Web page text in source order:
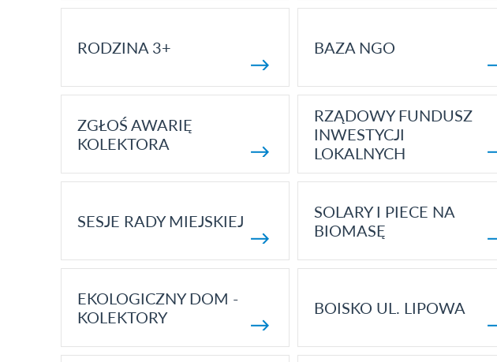
RODZINA 3+ BAZA NGO
ZGŁOŚ AWARIĘ
KOLEKTORA
RZĄDOWY FUNDUSZ
INWESTYCJI
LOKALNYCH
SESJE RADY MIEJSKIEJ
SOLARY I PIECE NA
BIOMASĘ
EKOLOGICZNY DOM -
KOLEKTORY
BOISKO UL. LIPOWA